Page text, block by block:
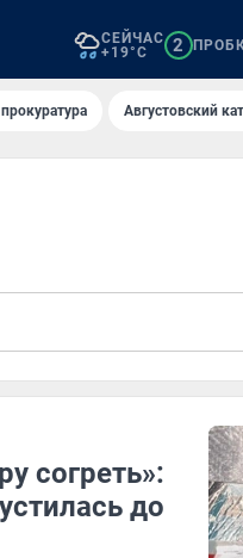
СЕЙЧАС
+19°C
2
Августовский
согреть»:
до